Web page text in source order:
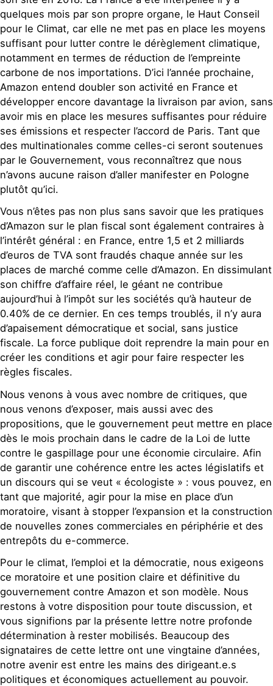
quelques mois par son propre organe, le Haut Conseil
pour le Climat, car elle ne met pas en place les moyens
suffisant pour lutter contre le dérèglement climatique,
notamment en termes de réduction de l’empreinte
carbone de nos importations. D’ici l’année prochaine,
Amazon entend doubler son activité en France et
développer encore davantage la livraison par avion, sans
avoir mis en place les mesures suffisantes pour réduire
ses émissions et respecter l’accord de Paris. Tant que
des multinationales comme celles-ci seront soutenues
par le Gouvernement, vous reconnaîtrez que nous
n’avons aucune raison d’aller manifester en Pologne
plutôt qu’ici.
Vous n’êtes pas non plus sans savoir que les pratiques
d’Amazon sur le plan fiscal sont également contraires à
l’intérêt général : en France, entre 1,5 et 2 milliards
d’euros de TVA sont fraudés chaque année sur les
places de marché comme celle d’Amazon. En dissimulant
son chiffre d’affaire réel, le géant ne contribue
aujourd’hui à l’impôt sur les sociétés qu’à hauteur de
0.40% de ce dernier. En ces temps troublés, il n’y aura
d’apaisement démocratique et social, sans justice
fiscale. La force publique doit reprendre la main pour en
créer les conditions et agir pour faire respecter les
règles fiscales.
Nous venons à vous avec nombre de critiques, que
nous venons d’exposer, mais aussi avec des
propositions, que le gouvernement peut mettre en place
dès le mois prochain dans le cadre de la Loi de lutte
contre le gaspillage pour une économie circulaire. Afin
de garantir une cohérence entre les actes législatifs et
un discours qui se veut « écologiste » : vous pouvez, en
tant que majorité, agir pour la mise en place d’un
moratoire, visant à stopper l’expansion et la construction
de nouvelles zones commerciales en périphérie et des
entrepôts du e-commerce.
Pour le climat, l’emploi et la démocratie, nous exigeons
ce moratoire et une position claire et définitive du
gouvernement contre Amazon et son modèle. Nous
restons à votre disposition pour toute discussion, et
vous signifions par la présente lettre notre profonde
détermination à rester mobilisés. Beaucoup des
signataires de cette lettre ont une vingtaine d’années,
notre avenir est entre les mains des dirigeant.e.s
politiques et économiques actuellement au pouvoir.